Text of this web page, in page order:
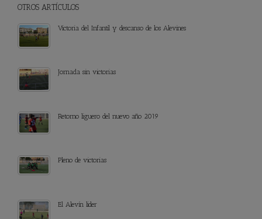
OTROS ARTÍCULOS
Victoria del Infantil y descanso de los Alevines
Jornada sin victorias
Retorno liguero del nuevo año 2019
Pleno de victorias
El Alevín lider